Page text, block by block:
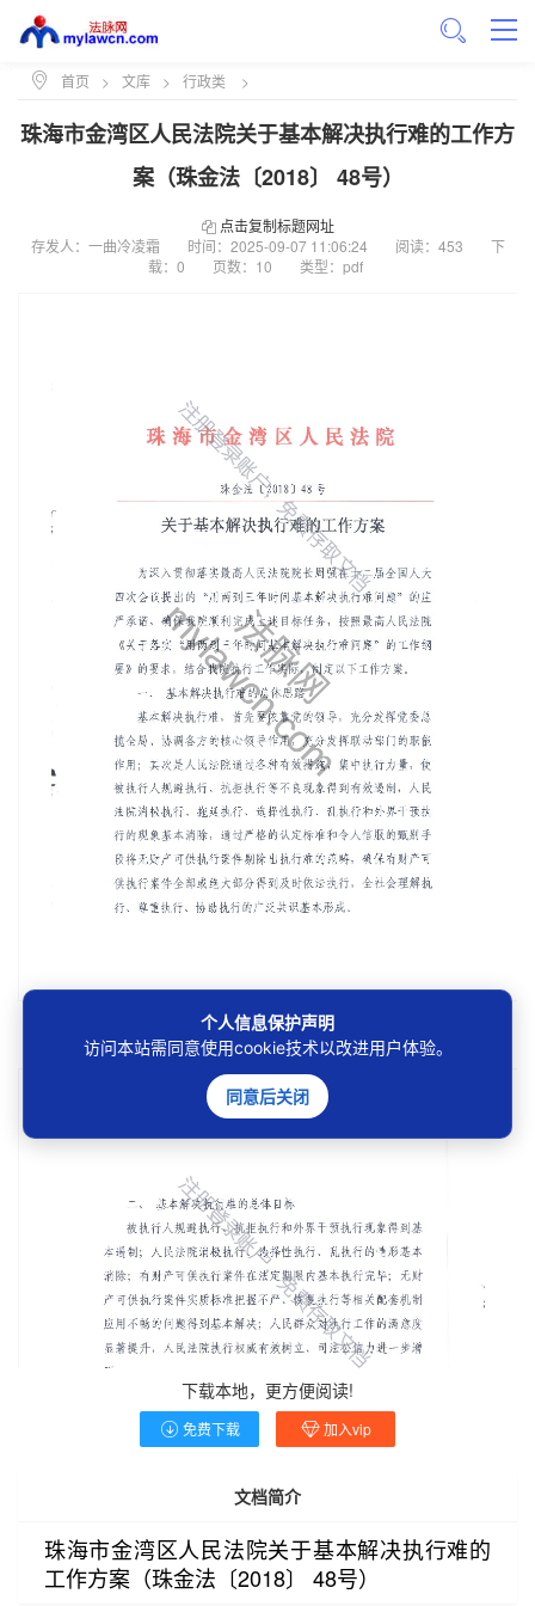
首页 > 文库 > 行政类 >
珠海市金湾区人民法院关于基本解决执行难的工作方
案（珠金法〔2018〕 48号）
点击复制标题网址
存发人：一曲冷凌霜
时间： 2025-09-07 11:06:24 阅读：453
下
载：0
页数：10 类型：pdf
下载本地，更方便阅读!
免费下载 加入vip
文档简介
珠海市金湾区人民法院关于基本解决执行难的
工作方案（珠金法〔2018〕 48号）
个人信息保护声明
访问本站需同意使用cookie技术以改进用户体验。
同意后关闭